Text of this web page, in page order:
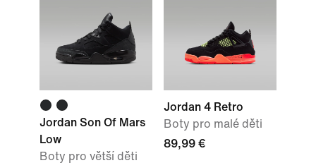
Jordan Son Of Mars
Low
Boty pro větší děti
Jordan 4 Retro
Boty pro malé děti
89,99 €